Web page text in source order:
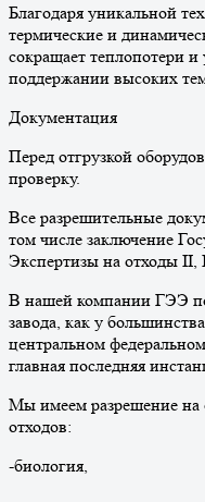
Благодаря уникальной
термические и
сокращает теплопотери
поддержании высоких
Документация
Перед отгрузкой
проверку.
Все разрешительные
том числе заключение
Экспертизы на отходы II,
В нашей компании ГЭЭ
завода, как у
центральном
главная последняя
Мы имеем разрешение на
отходов:
-биология,